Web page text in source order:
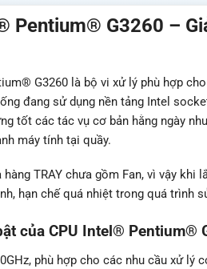
Pentium® G3260 –
G3260 là bộ vi xử lý phù hợp
đang sử dụng nền tảng Intel
tốt các tác vụ cơ bản hằng ngày
máy tính tại quầy.
hàng TRAY chưa gồm Fan, vì vậy
hạn chế quá nhiệt trong quá trình
của CPU Intel® Pentium®
phù hợp cho các nhu cầu xử lý